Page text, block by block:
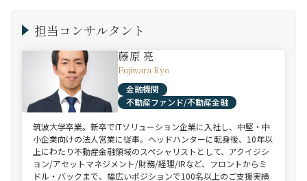
担当コンサルタント
藤原 亮
Fujiwara Ryo
金融機関
不動産ファンド/不動産金融
筑波大学卒業。新卒でITソリューション企業に入社し、中堅・中
小企業向けの法人営業に従事。ヘッドハンターに転身後、10年以
上にわたり不動産金融領域のスペシャリストとして、アクイジシ
ョン/アセットマネジメント/財務/経理/IRなど、フロントからミ
ドル・バックまで、幅広いポジションで100名以上のご支援実績